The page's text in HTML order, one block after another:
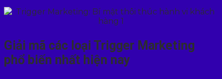
Giải mã các loại Trigger Marketing
phổ biến nhất hiện nay